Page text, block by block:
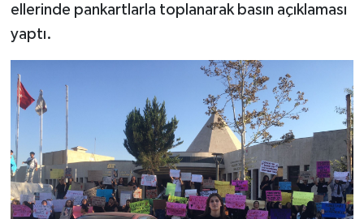
ellerinde pankartlarla toplanarak basın açıklaması
yaptı.